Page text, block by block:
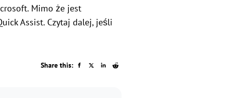
Mimo że jest
Assist. Czytaj dalej, jeśli
Share this: